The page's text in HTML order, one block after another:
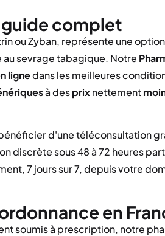
complet
ou Zyban, représente une
sevrage tabagique. Notre
lignedans les meilleures
à desprixnettement
d'une téléconsultation
discrète sous 48 à 72 heures
7 jours sur 7, depuis votre
en
soumis à prescription, notre